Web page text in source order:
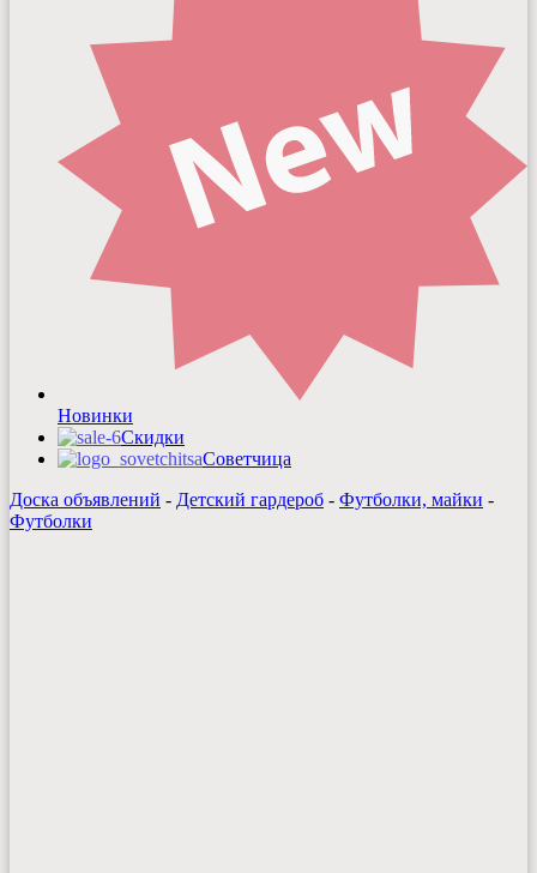
Новинки
Скидки
Советчица
Доска объявлений - Детский гардероб - Футболки, майки -
Футболки